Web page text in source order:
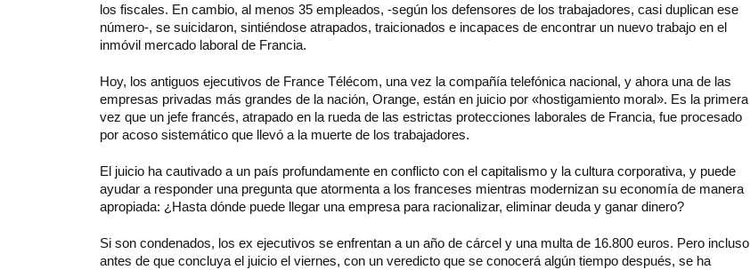
los fiscales. En cambio, al menos 35 empleados, -según los defensores de los trabajadores, casi duplican ese
número-, se suicidaron, sintiéndose atrapados, traicionados e incapaces de encontrar un nuevo trabajo en el
inmóvil mercado laboral de Francia.
Hoy, los antiguos ejecutivos de France Télécom, una vez la compañía telefónica nacional, y ahora una de las
empresas privadas más grandes de la nación, Orange, están en juicio por «hostigamiento moral». Es la primera
vez que un jefe francés, atrapado en la rueda de las estrictas protecciones laborales de Francia, fue procesado
por acoso sistemático que llevó a la muerte de los trabajadores.
El juicio ha cautivado a un país profundamente en conflicto con el capitalismo y la cultura corporativa, y puede
ayudar a responder una pregunta que atormenta a los franceses mientras modernizan su economía de manera
apropiada: ¿Hasta dónde puede llegar una empresa para racionalizar, eliminar deuda y ganar dinero?
Si son condenados, los ex ejecutivos se enfrentan a un año de cárcel y una multa de 16.800 euros. Pero incluso
antes de que concluya el juicio el viernes, con un veredicto que se conocerá algún tiempo después, se ha